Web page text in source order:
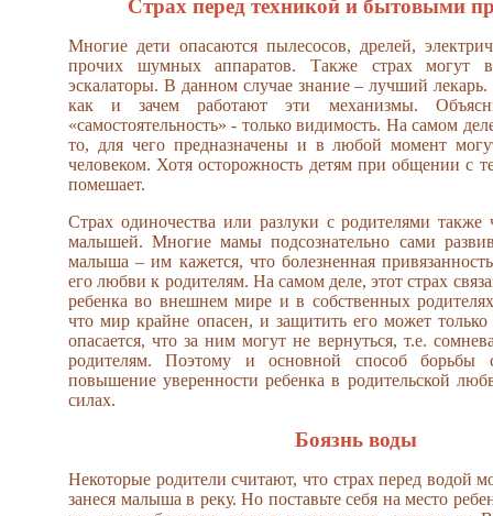
Страх перед техникой и бытовыми
Многие дети опасаются пылесосов, дрелей,
прочих шумных аппаратов. Также страх могут
эскалаторы. В данном случае знание – лучший лекарь.
как и зачем работают эти механизмы.
«самостоятельность» - только видимость. На самом
то, для чего предназначены и в любой момент
человеком. Хотя осторожность детям при общении с
помешает.
Страх одиночества или разлуки с родителями также
малышей. Многие мамы подсознательно сами
малыша – им кажется, что болезненная
его любви к родителям. На самом деле, этот страх
ребенка во внешнем мире и в собственных
что мир крайне опасен, и защитить его может
опасается, что за ним могут не вернуться, т.е.
родителям. Поэтому и основной способ борьбы
повышение уверенности ребенка в родительской
силах.
Боязнь воды
Некоторые родители считают, что страх перед водой
занеся малыша в реку. Но поставьте себя на место